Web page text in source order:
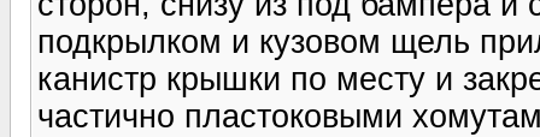
подкрылком и кузовом щель
канистр крышки по месту и
частично пластоковыми